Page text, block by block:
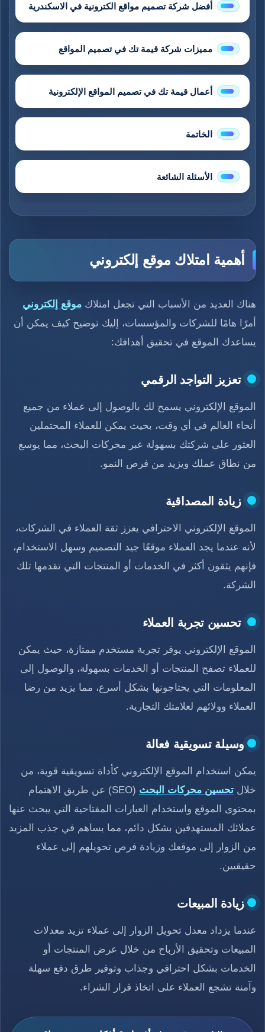
أفضل شركة تصميم مواقع الكترونية في الاسكندرية​
مميزات شركة قيمة تك في تصميم المواقع
أعمال قيمة تك في تصميم المواقع الإلكترونية
الخاتمة
الأسئلة الشائعة
أهمية امتلاك موقع إلكتروني
هناك العديد من الأسباب التي تجعل امتلاك موقع إلكتروني
أمرًا هامًا للشركات والمؤسسات، إليك توضيح كيف يمكن أن
يساعدك الموقع في تحقيق أهدافك:
تعزيز التواجد الرقمي
الموقع الإلكتروني يسمح لك بالوصول إلى عملاء من جميع
أنحاء العالم في أي وقت، بحيث يمكن للعملاء المحتملين
العثور على شركتك بسهولة عبر محركات البحث، مما يوسع
من نطاق عملك ويزيد من فرص النمو.
زيادة المصداقية
الموقع الإلكتروني الاحترافي يعزز ثقة العملاء في الشركات،
لأنه عندما يجد العملاء موقعًا جيد التصميم وسهل الاستخدام،
فإنهم يثقون أكثر في الخدمات أو المنتجات التي تقدمها تلك
الشركة.
تحسين تجربة العملاء
الموقع الإلكتروني يوفر تجربة مستخدم ممتازة، حيث يمكن
للعملاء تصفح المنتجات أو الخدمات بسهولة، والوصول إلى
المعلومات التي يحتاجونها بشكل أسرع، مما يزيد من رضا
العملاء وولائهم لعلامتك التجارية.
وسيلة تسويقية فعالة
يمكن استخدام الموقع الإلكتروني كأداة تسويقية قوية، من
خلال تحسين محركات البحث
(SEO) عن طريق الاهتمام
بمحتوى الموقع واستخدام العبارات المفتاحية التي يبحث عنها
عملائك المستهدفين بشكل دائم، مما يساهم في جذب المزيد
من الزوار إلى موقعك وزيادة فرص تحويلهم إلى عملاء
حقيقيين.
زيادة المبيعات
عندما يزداد معدل تحويل الزوار إلى عملاء تزيد معدلات
المبيعات وتحقيق الأرباح من خلال عرض المنتجات أو
الخدمات بشكل احترافي وجذاب وتوفير طرق دفع سهلة
وآمنة تشجع العملاء على اتخاذ قرار الشراء.